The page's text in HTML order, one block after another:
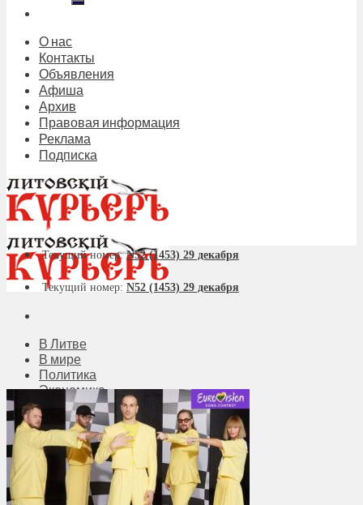
О нас
Контакты
Объявления
Афиша
Архив
Правовая информация
Реклама
Подписка
В Литве
В мире
Политика
Экономика
Бизнес
Общество
Мнения
Вильнюс
Клайпеда
Висагинас
Регионы
Текущий номер:N52 (1453) 29 декабря
Текущий номер: N52 (1453) 29 декабря